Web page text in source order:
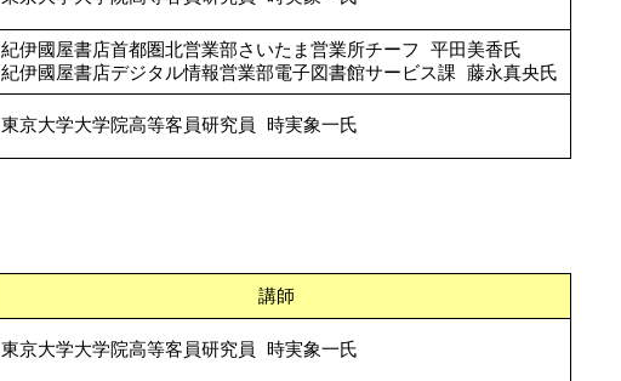
紀伊國屋書店首都圏北営業部さいたま営業所チーフ 平田美香氏
紀伊國屋書店デジタル情報営業部電子図書館サービス課 藤永真央氏
東京大学大学院高等客員研究員 時実象一氏
講師
東京大学大学院高等客員研究員 時実象一氏